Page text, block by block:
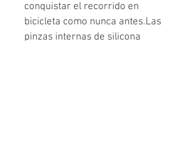
conquistar el recorrido en
bicicleta como nunca antes.Las
pinzas internas de silicona